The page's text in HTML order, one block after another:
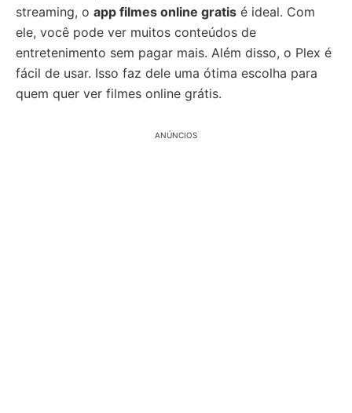
streaming, o app filmes online gratis é ideal. Com
ele, você pode ver muitos conteúdos de
entretenimento sem pagar mais. Além disso, o Plex é
fácil de usar. Isso faz dele uma ótima escolha para
quem quer ver filmes online grátis.
ANÚNCIOS